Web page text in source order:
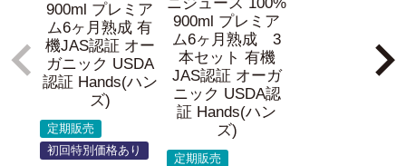
900ml プレミア
ム6ヶ月熟成 有
機JAS認証 オー
ガニック USDA
認証 Hands(ハン
ズ)
定期販売
初回特別価格あり
900ml プレミア
ム6ヶ月熟成 3
本セット 有機
JAS認証 オーガ
ニック USDA認
証 Hands(ハン
ズ)
定期販売